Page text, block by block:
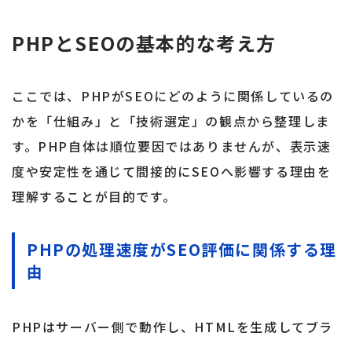
PHPとSEOの基本的な考え方
ここでは、PHPがSEOにどのように関係しているの
かを「仕組み」と「技術選定」の観点から整理しま
す。PHP自体は順位要因ではありませんが、表示速
度や安定性を通じて間接的にSEOへ影響する理由を
理解することが目的です。
PHPの処理速度がSEO評価に関係する理
由
PHPはサーバー側で動作し、HTMLを生成してブラ